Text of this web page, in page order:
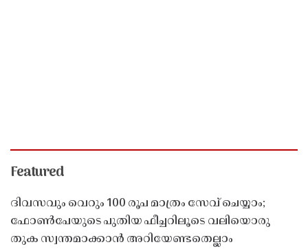
Featured
ദിവസവും വെറും 100 രൂപ മാത്രം സേവ് ചെയ്യാം;
ഫോൺപേയുടെ പുതിയ ഫീച്ചറിലൂടെ വലിയൊരു
തുക സ്വന്തമാക്കാൻ അറിയേണ്ടതെല്ലാം